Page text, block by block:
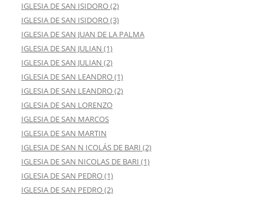
IGLESIA DE SAN ISIDORO (2)
IGLESIA DE SAN ISIDORO (3)
IGLESIA DE SAN JUAN DE LA PALMA
IGLESIA DE SAN JULIAN (1)
IGLESIA DE SAN JULIAN (2)
IGLESIA DE SAN LEANDRO (1)
IGLESIA DE SAN LEANDRO (2)
IGLESIA DE SAN LORENZO
IGLESIA DE SAN MARCOS
IGLESIA DE SAN MARTIN
IGLESIA DE SAN N ICOLÁS DE BARI (2)
IGLESIA DE SAN NICOLAS DE BARI (1)
IGLESIA DE SAN PEDRO (1)
IGLESIA DE SAN PEDRO (2)